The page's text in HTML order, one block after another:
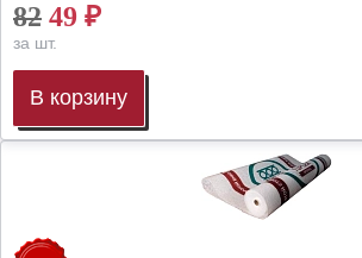
82 49 ₽
за шт.
В корзину